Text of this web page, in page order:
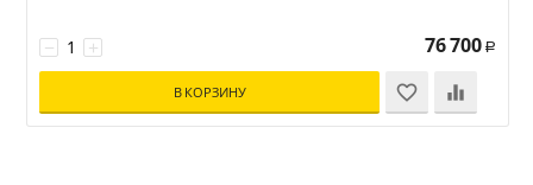
+
− 76 700 Р
В КОРЗИНУ